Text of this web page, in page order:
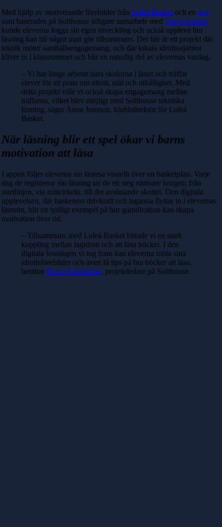
Med hjälp av motiverande förebilder från Luleå Basket och en app
som baserades på Softhouse tidigare samarbete med Växjö Lakers
kunde eleverna logga sin egen utveckling och också uppleva hur
läsning kan bli något man gör tillsammans. Det här är ett projekt där
teknik möter samhällsengagemang, och där lokala idrottsstjärnor
kliver in i klassrummet och blir en naturlig del av elevernas vardag.
– Vi har länge arbetat nära skolorna i länet och träffat
elever för att prata om idrott, mål och uthållighet. Med
detta projekt ville vi också skapa engagemang mellan
träffarna, vilket blev möjligt med Softhouse tekniska
lösning, säger Anna Jonsson, klubbdirektör för Luleå
Basket.
När läsning blir ett spel ökar vi barns
motivation att läsa
I appen följer eleverna sin läsresa visuellt över en basketplan. Varje
dag de registrerar sin läsning tar de ett steg närmare korgen; från
startlinjen, via mittcirkeln, till det avslutande skottet. Den digitala
upplevelsen, där basketens drivkraft och laganda flyttar in i elevernas
läsrutin, blir ett tydligt exempel på hur gamification kan skapa
motivation över tid.
– Tillsammans med Luleå Basket hittade vi en stark
koppling mellan lagidrott och att läsa böcker. I den
digitala lösningen vi tog fram kan eleverna möta sina
idrottsförebilder och även få tips på bra böcker att läsa,
berättar David Granström, projektledare på Softhouse.